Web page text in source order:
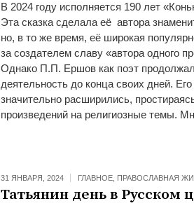
В 2024 году исполняется 190 лет
Эта сказка сделала её автора
но, в то же время, её широкая
за создателем славу «автора одного
Однако П.П. Ершов как поэт
деятельность до конца своих дней.
значительно расширились,
произведений на религиозные темы.
31 ЯНВАРЯ, 2024 ГЛАВНОЕ, ПРАВОСЛАВНАЯ
Татьянин день в Русском